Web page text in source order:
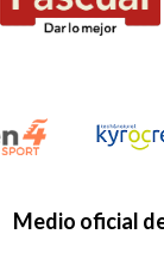
Medio oficial